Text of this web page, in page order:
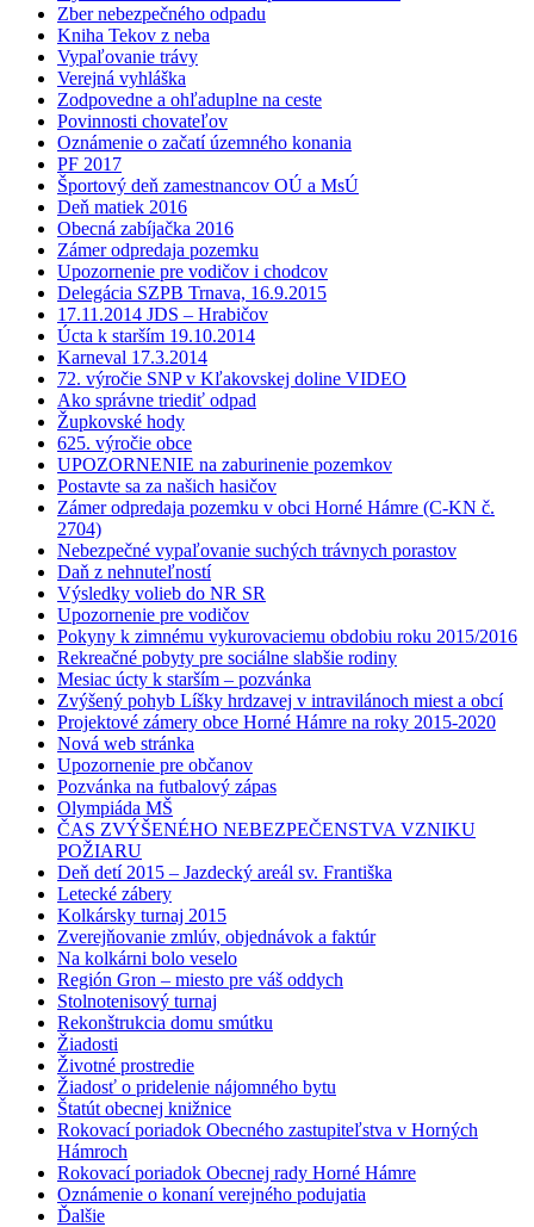
Zber nebezpečného odpadu
Kniha Tekov z neba
Vypaľovanie trávy
Verejná vyhláška
Zodpovedne a ohľaduplne na ceste
Povinnosti chovateľov
Oznámenie o začatí územného konania
PF 2017
Športový deň zamestnancov OÚ a MsÚ
Deň matiek 2016
Obecná zabíjačka 2016
Zámer odpredaja pozemku
Upozornenie pre vodičov i chodcov
Delegácia SZPB Trnava, 16.9.2015
17.11.2014 JDS – Hrabičov
Úcta k starším 19.10.2014
Karneval 17.3.2014
72. výročie SNP v Kľakovskej doline VIDEO
Ako správne triediť odpad
Župkovské hody
625. výročie obce
UPOZORNENIE na zaburinenie pozemkov
Postavte sa za našich hasičov
Zámer odpredaja pozemku v obci Horné Hámre (C-KN č.
2704)
Nebezpečné vypaľovanie suchých trávnych porastov
Daň z nehnuteľností
Výsledky volieb do NR SR
Upozornenie pre vodičov
Pokyny k zimnému vykurovaciemu obdobiu roku 2015/2016
Rekreačné pobyty pre sociálne slabšie rodiny
Mesiac úcty k starším – pozvánka
Zvýšený pohyb Líšky hrdzavej v intravilánoch miest a obcí
Projektové zámery obce Horné Hámre na roky 2015-2020
Nová web stránka
Upozornenie pre občanov
Pozvánka na futbalový zápas
Olympiáda MŠ
ČAS ZVÝŠENÉHO NEBEZPEČENSTVA VZNIKU
POŽIARU
Deň detí 2015 – Jazdecký areál sv. Františka
Letecké zábery
Kolkársky turnaj 2015
Zverejňovanie zmlúv, objednávok a faktúr
Na kolkárni bolo veselo
Región Gron – miesto pre váš oddych
Stolnotenisový turnaj
Rekonštrukcia domu smútku
Žiadosti
Životné prostredie
Žiadosť o pridelenie nájomného bytu
Štatút obecnej knižnice
Rokovací poriadok Obecného zastupiteľstva v Horných
Hámroch
Rokovací poriadok Obecnej rady Horné Hámre
Oznámenie o konaní verejného podujatia
Ďalšie